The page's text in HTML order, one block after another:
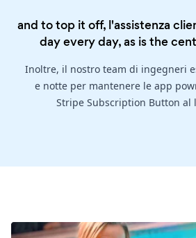
and to top it off, l'assistenza
day every day, as is the
Inoltre, il nostro team di ingegneri
e notte per mantenere le app
Stripe Subscription Button al